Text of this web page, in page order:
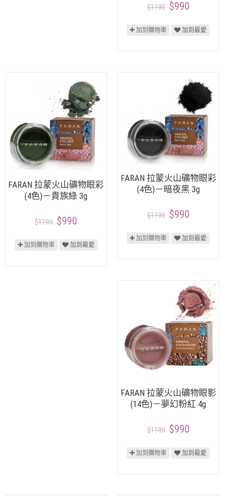
$1100 $990
加到購物車 加到最愛
FARAN 拉蒙火山礦物眼彩
(4色)－貴族綠 3g
$1100 $990
加到購物車 加到最愛
FARAN 拉蒙火山礦物眼彩
(4色)－暗夜黑 3g
$1100 $990
加到購物車 加到最愛
FARAN 拉蒙火山礦物眼影
(14色)－夢幻粉紅 4g
$1100 $990
加到購物車 加到最愛